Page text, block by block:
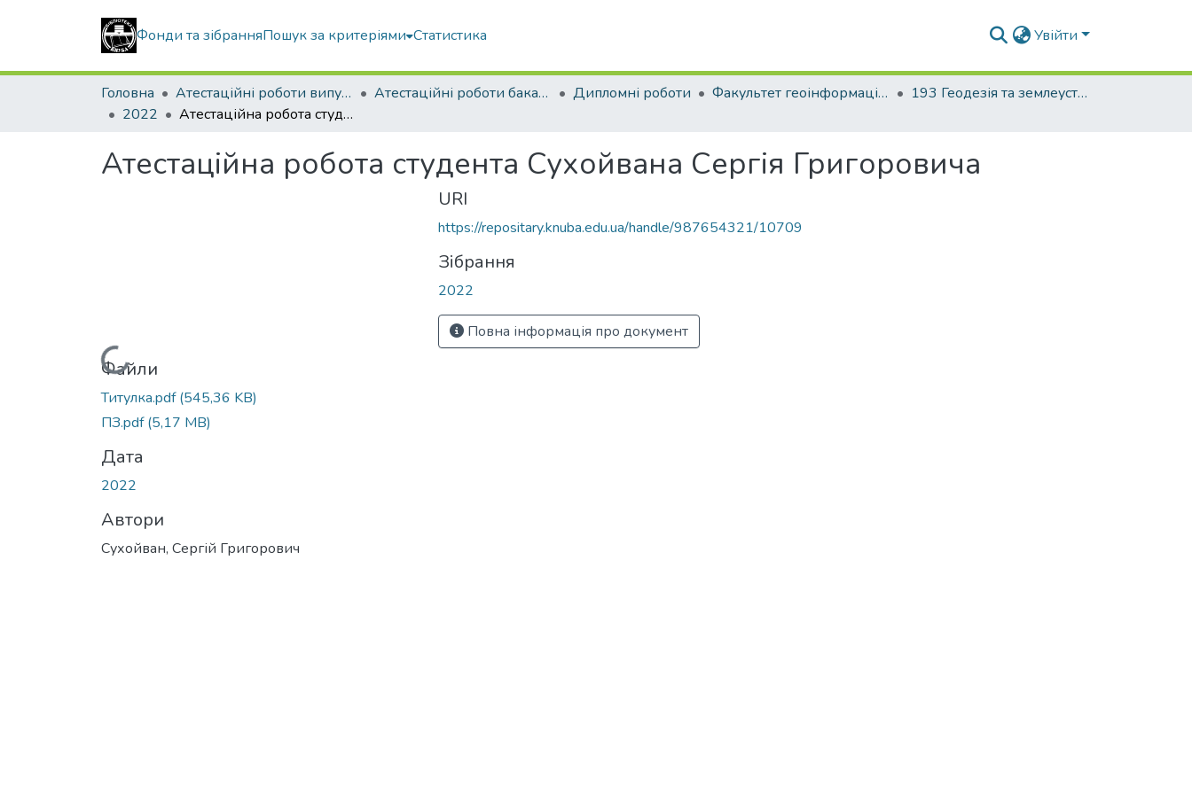
Фонди та зібранняПошук за критеріями Статистика Увійти
Головна Атестаційні роботи випускників Атестаційні роботи бакалаврів Дипломні роботи Факультет геоінформаційних систем та управління територіями
193 Геодезія та землеустрій. Геодезія
2022
Атестаційна робота студента Сухойвана Сергія Григоровича
Атестаційна робота студента Сухойвана Сергія Григоровича
Вантажиться...
Файли
Титулка.pdf(545,36 KB)
ПЗ.pdf(5,17 MB)
Дата
2022
Автори
Сухойван, Сергій Григорович
URI
https://repositary.knuba.edu.ua/handle/987654321/10709
Зібрання
2022
Повна інформація про документ